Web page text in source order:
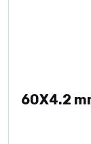
60X4.2